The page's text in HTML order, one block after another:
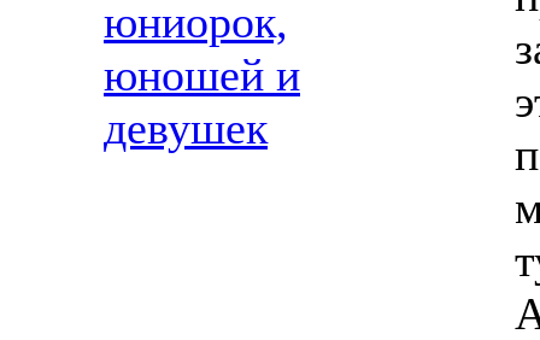
юниорок,
юношей и
девушек